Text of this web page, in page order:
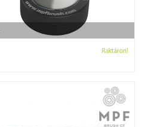
Raktáron!